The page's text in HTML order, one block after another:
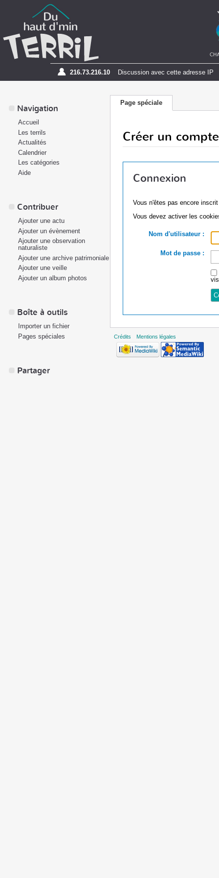
216.73.216.10 Discussion avec cette adresse IP
Page spéciale
Créer un
Connexion
Vous n'êtes pas encore
Vous devez activer les
Nom d'utilisateur :
Mot de passe :
Navigation
Accueil
Les terrils
Actualités
Calendrier
Les catégories
Aide
Contribuer
Ajouter une actu
Ajouter un évènement
Ajouter une observation
naturaliste
Ajouter une archive patrimoniale
Ajouter une veille
Ajouter un album photos
Boîte à outils
Importer un fichier
Pages spéciales
Partager
Crédits Mentions légales